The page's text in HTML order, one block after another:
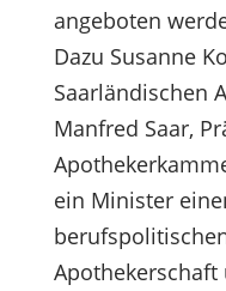
angeboten
Dazu Susanne
Saarländischen
Manfred Saar,
ein Minister